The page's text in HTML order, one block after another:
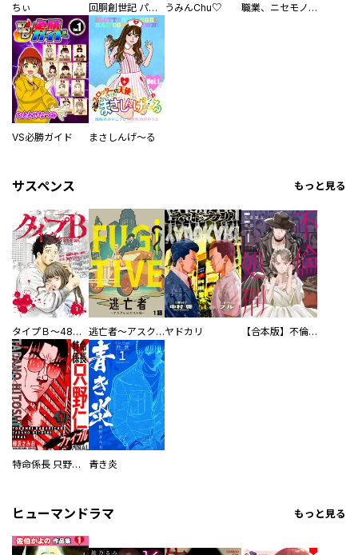
ちぃ 回胴創世記 パチスロを創った男達 うみんChu♡ 職業、ニセモノ～あなたに偽は見抜けない【電子単行本版】
VS必勝ガイド まさしんげ～る
サスペンス もっと見る
タイプＢ～48時間後、致死率100％～【単話】 逃亡者～アスクレピオスの杖～ヤドカリ 【合本版】不倫処刑
特命係長 只野仁ファイナル 愛蔵版 青き炎
ヒューマンドラマ もっと見る